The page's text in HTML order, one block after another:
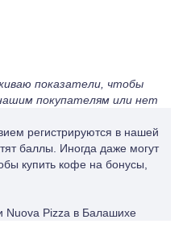
показатели, чтобы
покупателям или нет
регистрируются в нашей
баллы. Иногда даже могут
купить кофе на бонусы,
Nuova Pizza в Балашихе